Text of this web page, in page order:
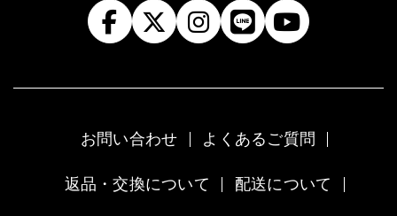
お問い合わせ よくあるご質問
返品・交換について 配送について